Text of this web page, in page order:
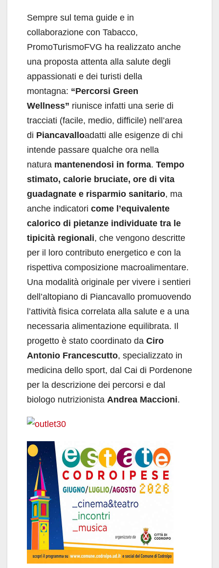
Sempre sul tema guide e in
collaborazione con Tabacco,
PromoTurismoFVG ha realizzato anche
una proposta attenta alla salute degli
appassionati e dei turisti della
montagna: “Percorsi Green
Wellness” riunisce infatti una serie di
tracciati (facile, medio, difficile) nell’area
di Piancavalloadatti alle esigenze di chi
intende passare qualche ora nella
natura mantenendosi in forma. Tempo
stimato, calorie bruciate, ore di vita
guadagnate e risparmio sanitario, ma
anche indicatori come l’equivalente
calorico di pietanze individuate tra le
tipicità regionali, che vengono descritte
per il loro contributo energetico e con la
rispettiva composizione macroalimentare.
Una modalità originale per vivere i sentieri
dell’altopiano di Piancavallo promuovendo
l’attività fisica correlata alla salute e a una
necessaria alimentazione equilibrata. Il
progetto è stato coordinato da Ciro
Antonio Francescutto, specializzato in
medicina dello sport, dal Cai di Pordenone
per la descrizione dei percorsi e dal
biologo nutrizionista Andrea Maccioni.